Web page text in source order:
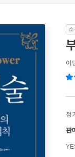
이
정
판